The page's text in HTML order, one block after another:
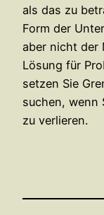
als das zu
Form der
aber nicht der
Lösung für
setzen Sie
suchen, wenn
zu verlieren.